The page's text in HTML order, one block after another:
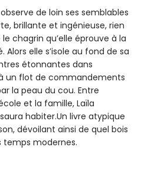
de loin ses semblables
brillante et ingénieuse, rien
chagrin qu’elle éprouve à la
Alors elle s’isole au fond de sa
étonnantes dans
un flot de commandements
la peau du cou. Entre
et la famille, Laïla
habiter.Un livre atypique
dévoilant ainsi de quel bois
temps modernes.